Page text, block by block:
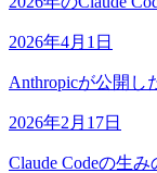
2026年4月1日
Anthropicが公開し
2026年2月17日
Claude Codeの生